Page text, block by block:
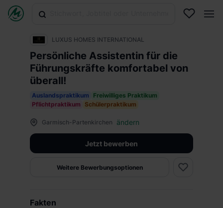
LUXUS HOMES INTERNATIONAL
Persönliche Assistentin für die
Führungskräfte komfortabel von
überall!
Auslandspraktikum
Freiwilliges Praktikum
Pflichtpraktikum
Schülerpraktikum
Garmisch-Partenkirchen ändern
Jetzt bewerben
Weitere Bewerbungsoptionen
Fakten